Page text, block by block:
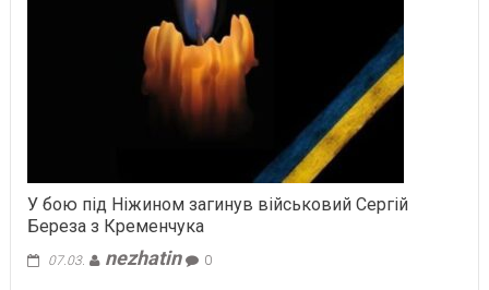
У бою під Ніжином загинув військовий Сергій
Береза з Кременчука
07.03. nezhatin 0